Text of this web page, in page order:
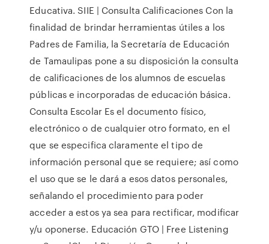
Educativa. SIIE | Consulta Calificaciones Con la
finalidad de brindar herramientas útiles a los
Padres de Familia, la Secretaría de Educación
de Tamaulipas pone a su disposición la consulta
de calificaciones de los alumnos de escuelas
públicas e incorporadas de educación básica.
Consulta Escolar Es el documento físico,
electrónico o de cualquier otro formato, en el
que se especifica claramente el tipo de
información personal que se requiere; así como
el uso que se le dará a esos datos personales,
señalando el procedimiento para poder
acceder a estos ya sea para rectificar, modificar
y/u oponerse. Educación GTO | Free Listening